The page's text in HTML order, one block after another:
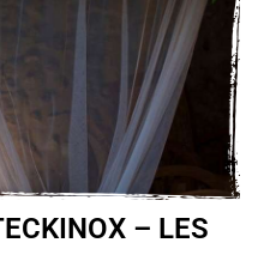
– LES